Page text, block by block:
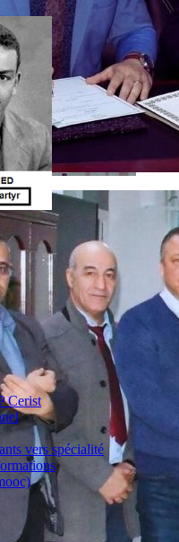
Cerist
vers spécialité